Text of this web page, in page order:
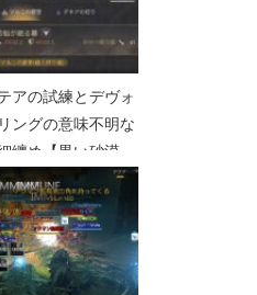
アの試練とデヴォ
ングの意味不明な
纏め【黒い砂漠
Part4725】